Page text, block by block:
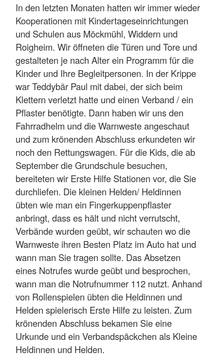
In den letzten Monaten hatten wir immer wieder
Kooperationen mit Kindertageseinrichtungen
und Schulen aus Möckmühl, Widdern und
Roigheim. Wir öffneten die Türen und Tore und
gestalteten je nach Alter ein Programm für die
Kinder und Ihre Begleitpersonen. In der Krippe
war Teddybär Paul mit dabei, der sich beim
Klettern verletzt hatte und einen Verband / ein
Pflaster benötigte. Dann haben wir uns den
Fahrradhelm und die Warnweste angeschaut
und zum krönenden Abschluss erkundeten wir
noch den Rettungswagen. Für die Kids, die ab
September die Grundschule besuchen,
bereiteten wir Erste Hilfe Stationen vor, die Sie
durchliefen. Die kleinen Helden/ Heldinnen
übten wie man ein Fingerkuppenpflaster
anbringt, dass es hält und nicht verrutscht,
Verbände wurden geübt, wir schauten wo die
Warnweste ihren Besten Platz im Auto hat und
wann man Sie tragen sollte. Das Absetzen
eines Notrufes wurde geübt und besprochen,
wann man die Notrufnummer 112 nutzt. Anhand
von Rollenspielen übten die Heldinnen und
Helden spielerisch Erste Hilfe zu leisten. Zum
krönenden Abschluss bekamen Sie eine
Urkunde und ein Verbandspäckchen als Kleine
Heldinnen und Helden.